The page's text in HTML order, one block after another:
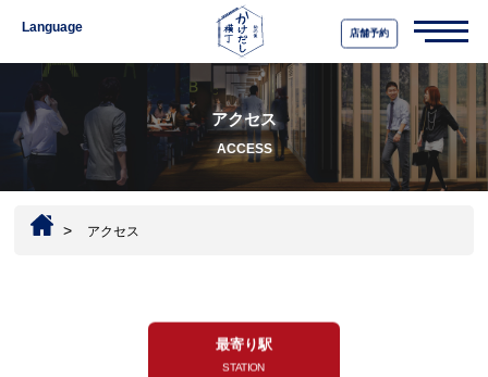
店舗予約
Language
アクセス
ACCESS
> アクセス
最寄り駅
STATION